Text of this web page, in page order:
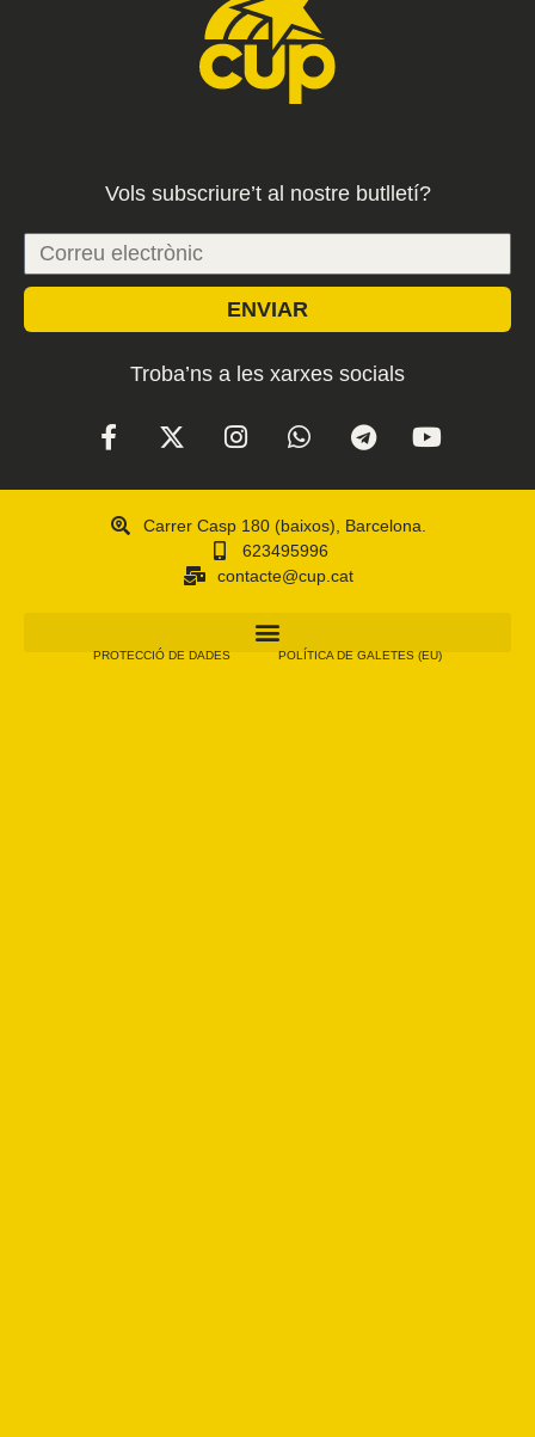
Vols subscriure’t al nostre butlletí?
ENVIAR
Troba’ns a les xarxes socials
Carrer Casp 180 (baixos), Barcelona.
623495996
contacte@cup.cat
PROTECCIÓ DE DADES POLÍTICA DE GALETES (EU)